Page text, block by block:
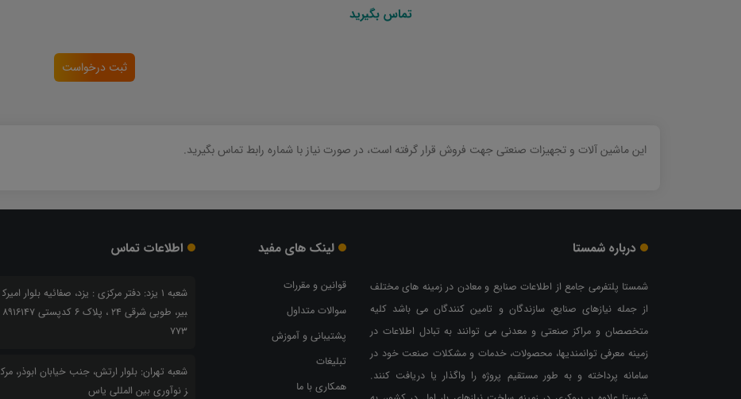
تماس بگیرید
ثبت درخواست
این ماشین آلات و تجهیزات صنعتی جهت فروش قرار گرفته است، در صورت نیاز با شماره رابط تماس بگیرید.
درباره شمستا
شمستا پلتفرمی جامع از اطلاعات صنایع و معادن در زمینه های مختلف
از جمله نیازهای صنایع، سازندگان و تامین کنندگان می باشد کلیه
متخصصان و مراکز صنعتی و معدنی می توانند به تبادل اطلاعات در
زمینه معرفی توانمندیها، محصولات، خدمات و مشکلات صنعت خود در
سامانه پرداخته و به طور مستقیم پروژه را واگذار یا دریافت کنند.
لینک های مفید
قوانین و مقررات
سوالات متداول
پشتیبانی و آموزش
تبلیغات
همکاری با ما
اطلاعات تماس
شعبه 1 یزد: دفتر مرکزی : یزد، صفائیه بلوار امیرک
بیر، طوبی شرقی 24 ، پلاک 6 کدپستی 8916147
773
شعبه تهران: بلوار ارتش، جنب خیابان ابوذر، مرک
ز نوآوری بین المللی یاس